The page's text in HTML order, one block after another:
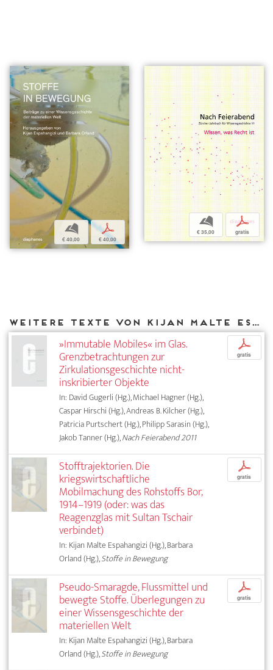
b
€ 40,00
p
€ 40,00
b
€ 35,00
p
gratis
Weitere Texte von Kijan Malte Espahangizi bei DIAPHANES
»Immutable Mobiles« im Glas.
Grenzbetrachtungen zur
Zirkulationsgeschichte nicht-
inskribierter Objekte
In: David Gugerli (Hg.), Michael Hagner (Hg.),
Caspar Hirschi (Hg.), Andreas B. Kilcher (Hg.),
Patricia Purtschert (Hg.), Philipp Sarasin (Hg.),
Jakob Tanner (Hg.),Nach Feierabend 2011
p
gratis
Stofftrajektorien. Die
kriegswirtschaftliche
Mobilmachung des Rohstoffs Bor,
1914–1919 (oder: was das
Reagenzglas mit Sultan Tschair
verbindet)
In: Kijan Malte Espahangizi (Hg.), Barbara
Orland (Hg.),Stoffe in Bewegung
p
gratis
Pseudo-Smaragde, Flussmittel und
bewegte Stoffe. Überlegungen zu
einer Wissensgeschichte der
materiellen Welt
In: Kijan Malte Espahangizi (Hg.), Barbara
Orland (Hg.),Stoffe in Bewegung
p
gratis